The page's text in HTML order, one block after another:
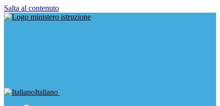
Salta al contenuto
Italiano